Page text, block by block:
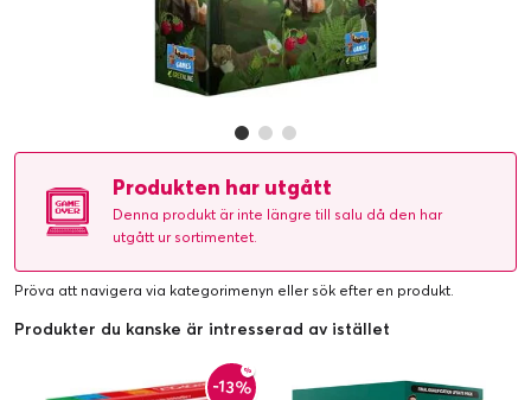
Produkten har utgått
Denna produkt är inte längre till salu då den har
utgått ur sortimentet.
Pröva att navigera via kategorimenyn eller sök efter en produkt.
Produkter du kanske är intresserad av istället
-13%